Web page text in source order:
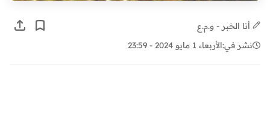
أنا الخبر - و.م.ع
نشر في:الأربعاء 1 مايو 2024 - 23:59